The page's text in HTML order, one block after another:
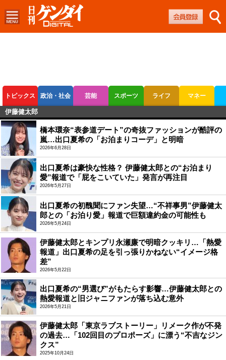
トピックス 政治・社会 芸能 スポーツ ライフ マネー
ボートレース
伊藤健太郎
橋本環奈“表参道デート”の奇抜ファッションが酷評の
嵐…出口夏希の「お泊まりコーデ」と明暗
2026年6月28日
出口夏希は豪快な性格？ 伊藤健太郎との“お泊まり
愛”報道で「屁をこいていた」発言が再注目
2026年5月27日
出口夏希の初醜聞にファン失望…“不祥事男”伊藤健太
郎との「お泊り愛」報道で巨額違約金の可能性も
2026年5月24日
伊藤健太郎とキンプリ永瀬廉で明暗クッキリ…「熱愛
報道」出口夏希の足を引っ張りかねない“イメージ格
差”
2026年5月22日
出口夏希の“男選び”がもたらす影響…伊藤健太郎との
熱愛報道と旧ジャニファンが落ち込む意外
2026年5月21日
伊藤健太郎「東京ラブストーリー」リメーク作が不発
の過去…「102回目のプロポーズ」に漂う“不吉なジン
クス”
2025年10月24日